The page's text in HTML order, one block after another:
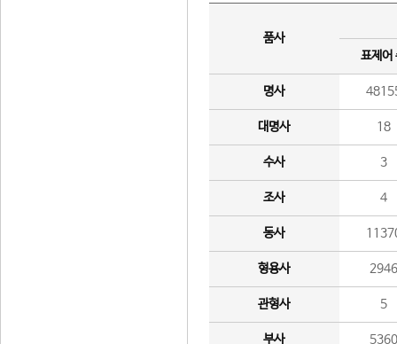
품사
표제어
명사
대명사 18
수사 3
조사 4
동사
형용사 2946
관형사 5
부사 5360